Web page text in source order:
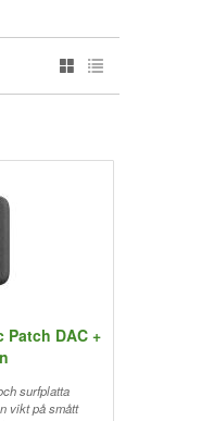
Patch DAC +
surfplatta
vikt på smått